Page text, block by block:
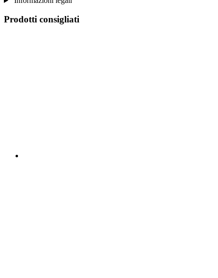
Prodotti consigliati